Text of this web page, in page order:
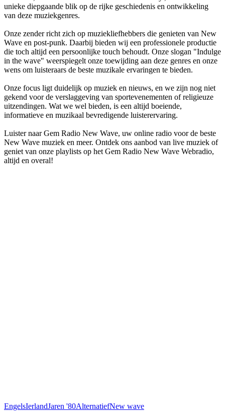
unieke diepgaande blik op de rijke geschiedenis en ontwikkeling
van deze muziekgenres.
Onze zender richt zich op muziekliefhebbers die genieten van New
Wave en post-punk. Daarbij bieden wij een professionele productie
die toch altijd een persoonlijke touch behoudt. Onze slogan "Indulge
in the wave" weerspiegelt onze toewijding aan deze genres en onze
wens om luisteraars de beste muzikale ervaringen te bieden.
Onze focus ligt duidelijk op muziek en nieuws, en we zijn nog niet
gekend voor de verslaggeving van sportevenementen of religieuze
uitzendingen. Wat we wel bieden, is een altijd boeiende,
informatieve en muzikaal bevredigende luisterervaring.
Luister naar Gem Radio New Wave, uw online radio voor de beste
New Wave muziek en meer. Ontdek ons aanbod van live muziek of
geniet van onze playlists op het Gem Radio New Wave Webradio,
altijd en overal!
EngelsIerlandJaren '80AlternatiefNew wave